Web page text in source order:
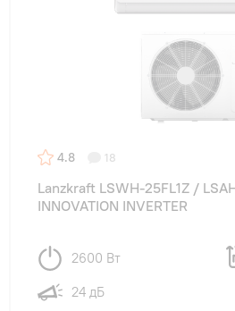
4.8 18
Lanzkraft LSWH-25FL1Z /
INNOVATION INVERTER
2600 Вт
24 дБ